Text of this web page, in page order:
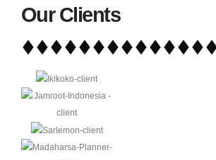
Our Clients